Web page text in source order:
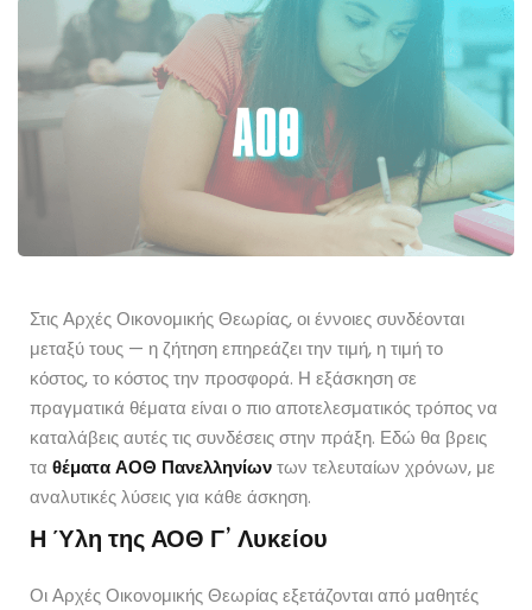
Στις Αρχές Οικονομικής Θεωρίας, οι έννοιες συνδέονται
μεταξύ τους — η ζήτηση επηρεάζει την τιμή, η τιμή το
κόστος, το κόστος την προσφορά. Η εξάσκηση σε
πραγματικά θέματα είναι ο πιο αποτελεσματικός τρόπος να
καταλάβεις αυτές τις συνδέσεις στην πράξη. Εδώ θα βρεις
τα θέματα ΑΟΘ Πανελληνίωντων τελευταίων χρόνων, με
αναλυτικές λύσεις για κάθε άσκηση.
Η Ύλη της ΑΟΘ Γ’ Λυκείου
Οι Αρχές Οικονομικής Θεωρίας εξετάζονται από μαθητές